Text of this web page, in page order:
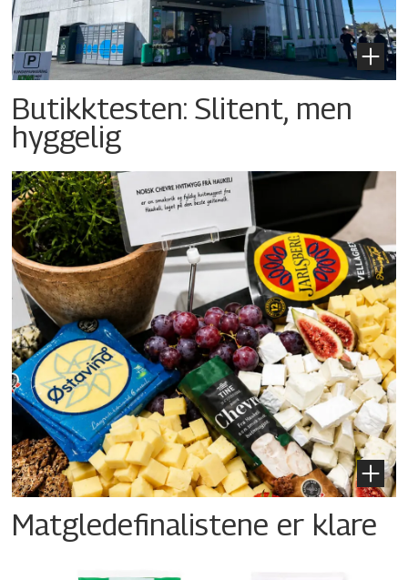
Butikktesten: Slitent, men
hyggelig
Matgledefinalistene er klare